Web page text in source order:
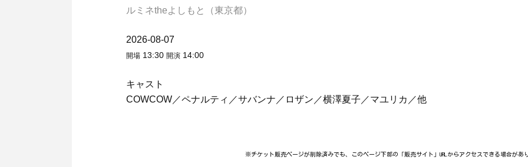
ルミネtheよしもと（東京都）
2026-08-07
開場 13:30 開演 14:00
キャスト
COWCOW／ペナルティ／サバンナ／ロザン／横澤夏子／マユリカ／他
※チケット販売ページが削除済みでも、このページ下部の「販売サイト」URLからアクセスできる場合があ